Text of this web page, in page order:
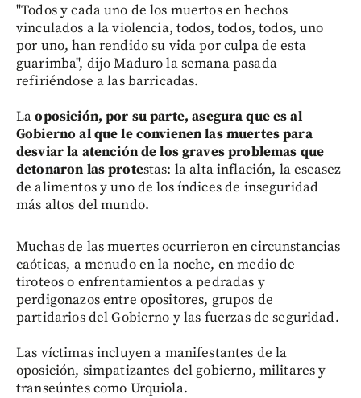
"Todos y cada uno de los muertos en hechos
vinculados a la violencia, todos, todos, todos, uno
por uno, han rendido su vida por culpa de esta
guarimba", dijo Maduro la semana pasada
refiriéndose a las barricadas.
Laoposición, por su parte, asegura que es al
Gobierno al que le convienen las muertes para
desviar la atención de los graves problemas que
detonaron las protestas: la alta inflación, la escasez
de alimentos y uno de los índices de inseguridad
más altos del mundo.
Muchas de las muertes ocurrieron en circunstancias
caóticas, a menudo en la noche, en medio de
tiroteos o enfrentamientos a pedradas y
perdigonazos entre opositores, grupos de
partidarios del Gobierno y las fuerzas de seguridad.
Las víctimas incluyen a manifestantes de la
oposición, simpatizantes del gobierno, militares y
transeúntes como Urquiola.